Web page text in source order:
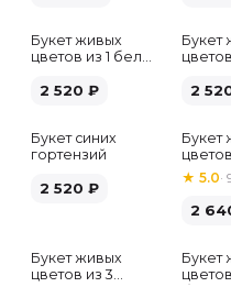
Букет живых
цветов из 1 белой
2 520 ₽
Букет
2
Букет синих
гортензий
2 520 ₽
Букет
★ 5.0·
2
Букет живых
цветов из 3
Букет